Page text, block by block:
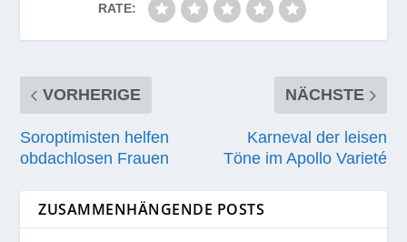
RATE:
VORHERIGE
Soroptimisten helfen
obdachlosen Frauen
NÄCHSTE
Karneval der leisen
Töne im Apollo Varieté
ZUSAMMENHÄNGENDE POSTS